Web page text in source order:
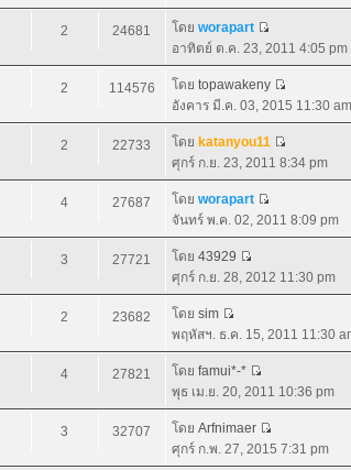
2 24681 โดย worapart
อาทิตย์ ต.ค. 23, 2011 4:05 pm
2 114576 โดย topawakeny
อังคาร มี.ค. 03, 2015 11:30 am
2 22733 โดย katanyou11
ศุกร์ ก.ย. 23, 2011 8:34 pm
4 27687 โดย worapart
จันทร์ พ.ค. 02, 2011 8:09 pm
3 27721 โดย 43929
ศุกร์ ก.ย. 28, 2012 11:30 pm
2 23682 โดย sim
พฤหัสฯ. ธ.ค. 15, 2011 11:30
4 27821 โดย famui*-*
พุธ เม.ย. 20, 2011 10:36 pm
3 32707 โดย Arfnimaer
ศุกร์ ก.พ. 27, 2015 7:31 pm